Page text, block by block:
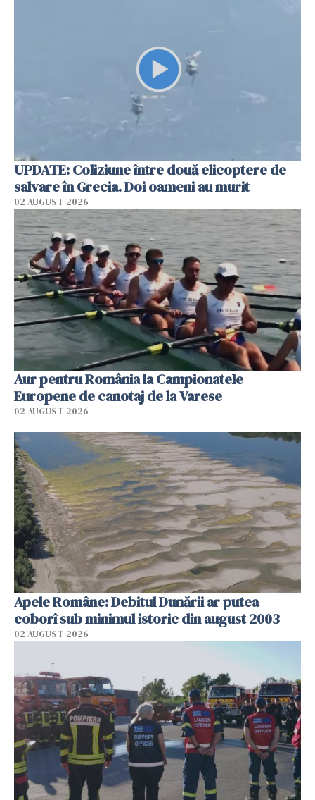
UPDATE: Coliziune între două elicoptere de
salvare în Grecia. Doi oameni au murit
02 AUGUST 2026
Aur pentru România la Campionatele
Europene de canotaj de la Varese
02 AUGUST 2026
Apele Române: Debitul Dunării ar putea
coborî sub minimul istoric din august 2003
02 AUGUST 2026